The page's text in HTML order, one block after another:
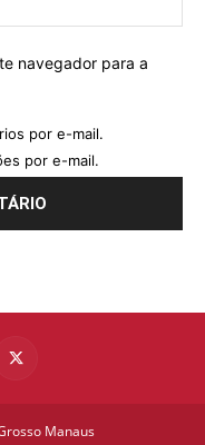
navegador para a
por e-mail.
por e-mail.
Manaus